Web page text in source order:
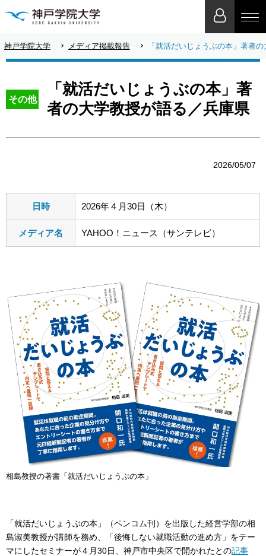
神戸学院大学 メディア掲載報告 「就活だいじょうぶの本」著者
その他
「就活だいじょうぶの本」著
者の大学教授が語る／兵庫県
2026/05/07
日時 2026年４月30日（木）
メディア名 YAHOO！ニュース（サンテレビ）
相島教授の著書「就活だいじょうぶの本」
「就活だいじょうぶの本」（ペンコム刊）を出版した経営学部の相
島淑美教授が講師を務め、「後悔しない就職活動の進め方」をテー
マにしたセミナーが４月30日、神戸市中央区で開かれたとの記事